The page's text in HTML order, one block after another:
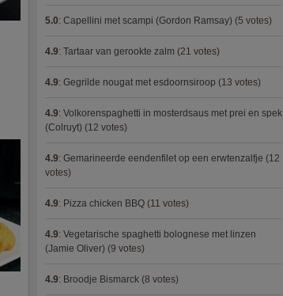
5.0: Capellini met scampi (Gordon Ramsay) (5 votes)
4.9: Tartaar van gerookte zalm (21 votes)
4.9: Gegrilde nougat met esdoornsiroop (13 votes)
4.9: Volkorenspaghetti in mosterdsaus met prei en spek
(Colruyt) (12 votes)
4.9: Gemarineerde eendenfilet op een erwtenzalfje (12
votes)
4.9: Pizza chicken BBQ (11 votes)
4.9: Vegetarische spaghetti bolognese met linzen
(Jamie Oliver) (9 votes)
4.9: Broodje Bismarck (8 votes)